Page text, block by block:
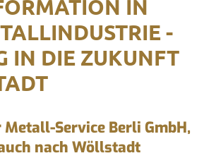
IN
-
IN DIE ZUKUNFT
Service Berli GmbH,
nach Wöllstadt